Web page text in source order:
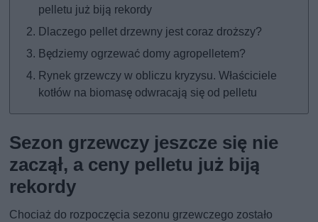
pelletu już biją rekordy
Dlaczego pellet drzewny jest coraz droższy?
Będziemy ogrzewać domy agropelletem?
Rynek grzewczy w obliczu kryzysu. Właściciele
kotłów na biomasę odwracają się od pelletu
Sezon grzewczy jeszcze się nie
zaczął, a ceny pelletu już biją
rekordy
Chociaż do rozpoczęcia sezonu grzewczego zostało